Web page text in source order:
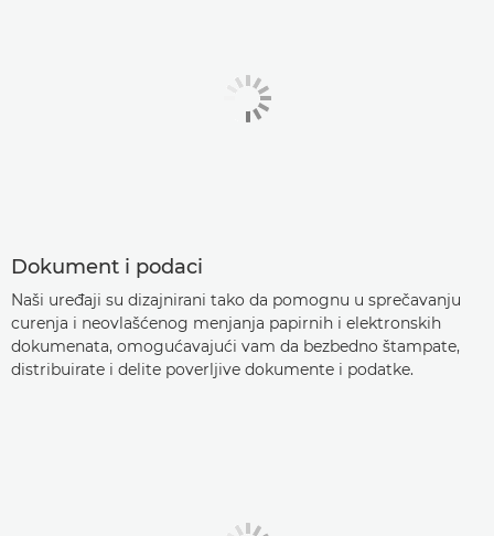
Dokument i podaci
Naši uređaji su dizajnirani tako da pomognu u sprečavanju
curenja i neovlašćenog menjanja papirnih i elektronskih
dokumenata, omogućavajući vam da bezbedno štampate,
distribuirate i delite poverljive dokumente i podatke.